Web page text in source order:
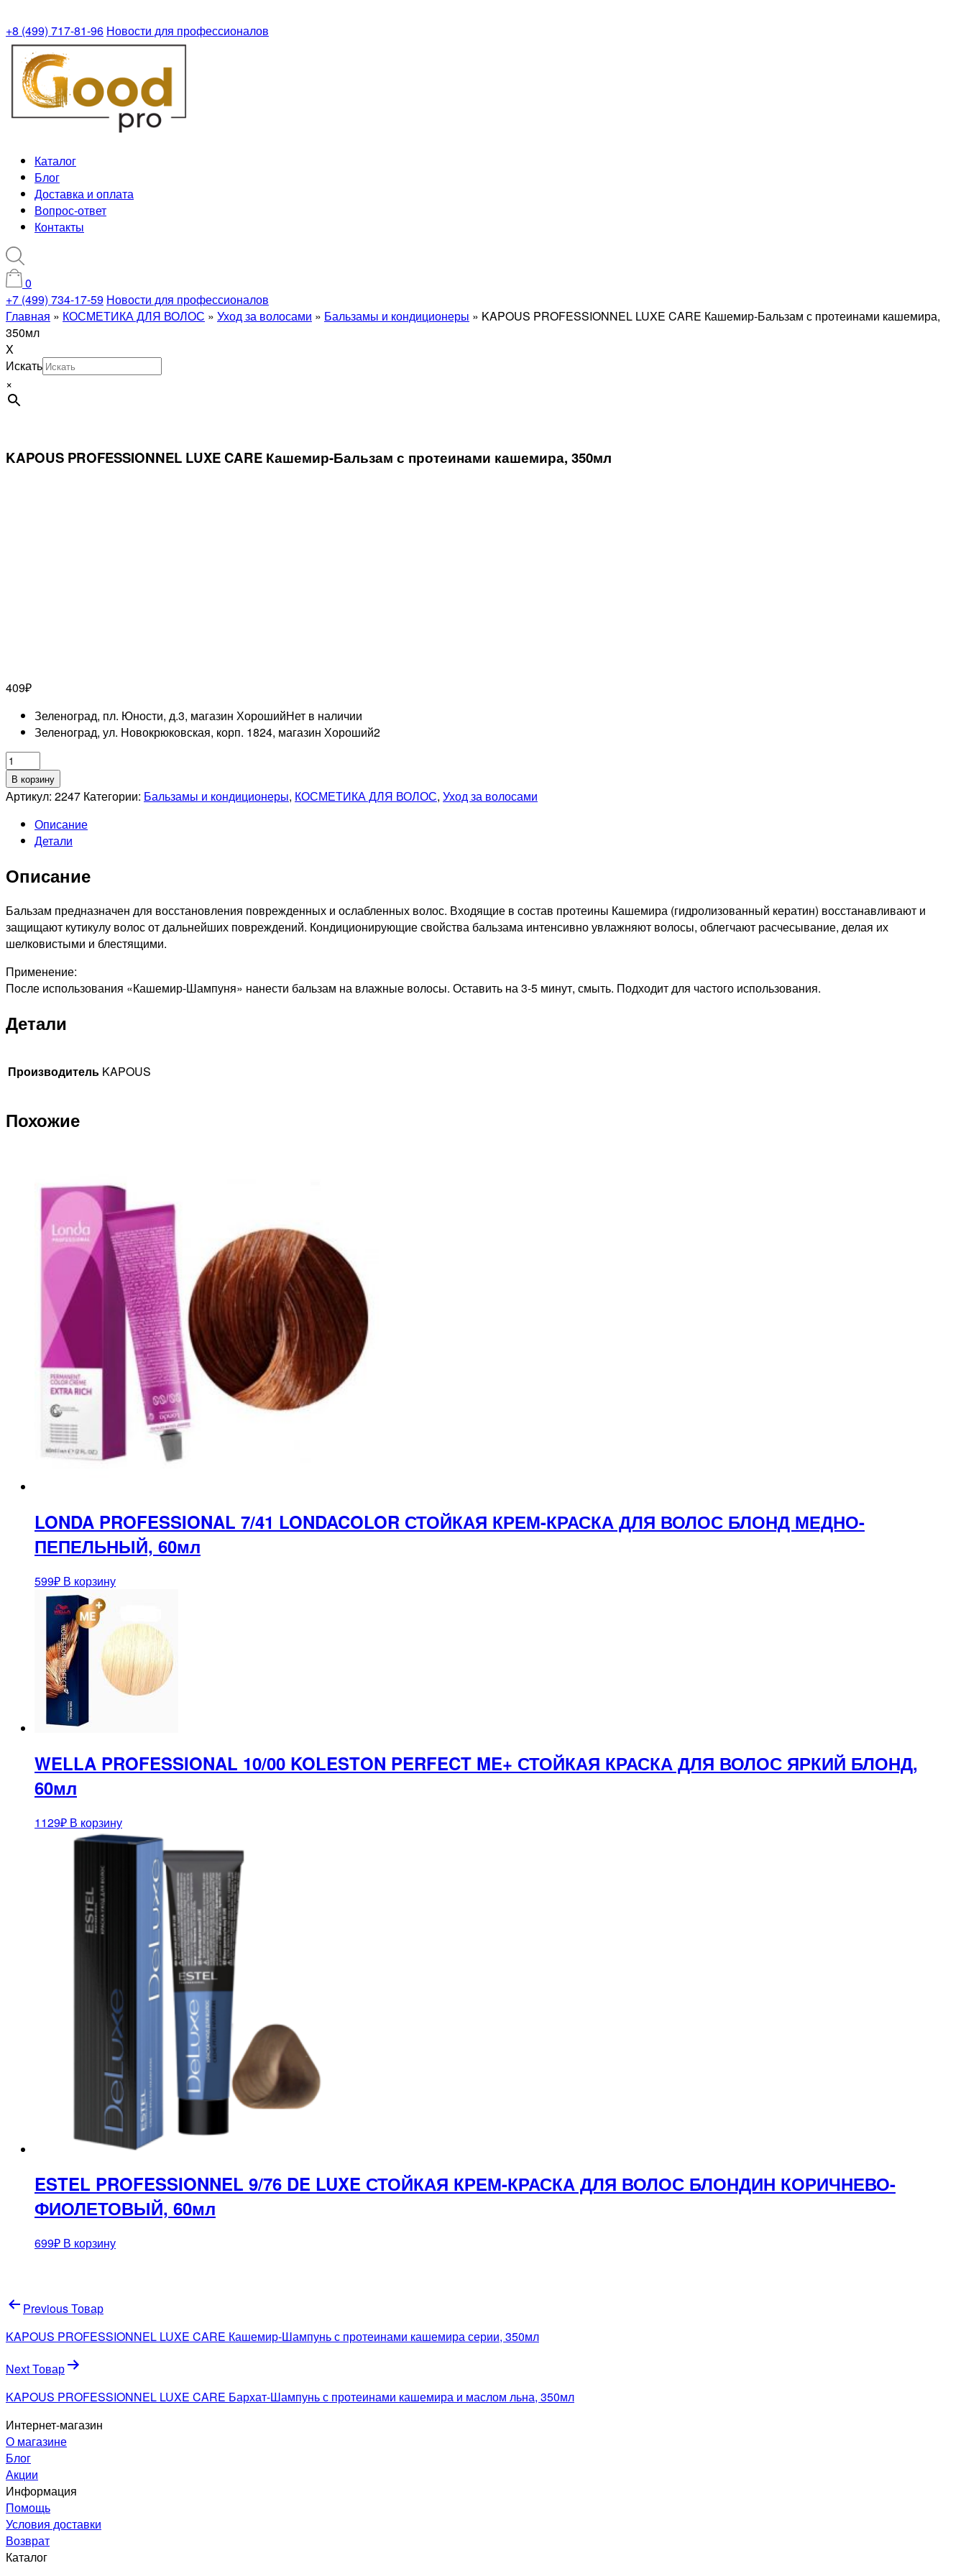
+8 (499) 717-81-96 Новости для профессионалов
Каталог
Блог
Доставка и оплата
Вопрос-ответ
Контакты
0
+7 (499) 734-17-59 Новости для профессионалов
Главная » КОСМЕТИКА ДЛЯ ВОЛОС » Уход за волосами » Бальзамы и кондиционеры » KAPOUS PROFESSIONNEL LUXE CARE Кашемир-Бальзам с протеинами кашемира,
350мл
X
Искать
×
KAPOUS PROFESSIONNEL LUXE CARE Кашемир-Бальзам с протеинами кашемира, 350мл
409₽
Зеленоград, пл. Юности, д.3, магазин ХорошийНет в наличии
Зеленоград, ул. Новокрюковская, корп. 1824, магазин Хороший2
Количество
товара
KAPOUS
LUXE
CARE
Бальзам
протеинами
кашемира,
350мл
В корзину
Артикул: 2247 Категории: Бальзамы и кондиционеры, КОСМЕТИКА ДЛЯ ВОЛОС, Уход за волосами
Описание
Детали
Описание
Бальзам предназначен для восстановления поврежденных и ослабленных волос. Входящие в состав протеины Кашемира (гидролизованный кератин) восстанавливают и
защищают кутикулу волос от дальнейших повреждений. Кондиционирующие свойства бальзама интенсивно увлажняют волосы, облегчают расчесывание, делая их
шелковистыми и блестящими.
Применение:
После использования «Кашемир-Шампуня» нанести бальзам на влажные волосы. Оставить на 3-5 минут, смыть. Подходит для частого использования.
Детали
Производитель KAPOUS
Похожие
LONDA PROFESSIONAL 7/41 LONDACOLOR СТОЙКАЯ КРЕМ-КРАСКА ДЛЯ ВОЛОС БЛОНД МЕДНО-
ПЕПЕЛЬНЫЙ, 60мл
599₽ В корзину
WELLA PROFESSIONAL 10/00 KOLESTON PERFECT ME+ СТОЙКАЯ КРАСКА ДЛЯ ВОЛОС ЯРКИЙ БЛОНД,
60мл
1129₽ В корзину
ESTEL PROFESSIONNEL 9/76 DE LUXE СТОЙКАЯ КРЕМ-КРАСКА ДЛЯ ВОЛОС БЛОНДИН КОРИЧНЕВО-
ФИОЛЕТОВЫЙ, 60мл
699₽ В корзину
Навигация
по
записям
Previous Товар
KAPOUS PROFESSIONNEL LUXE CARE Кашемир-Шампунь с протеинами кашемира серии, 350мл
Next Товар
KAPOUS PROFESSIONNEL LUXE CARE Бархат-Шампунь с протеинами кашемира и маслом льна, 350мл
Интернет-магазин
О магазине
Блог
Акции
Информация
Помощь
Условия доставки
Возврат
Каталог